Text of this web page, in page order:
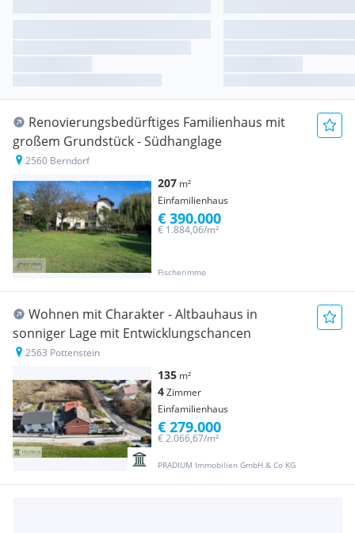
Renovierungsbedürftiges Familienhaus mit
großem Grundstück - Südhanglage
2560 Berndorf
207 m²
Einfamilienhaus
Fischerimmo
€ 1.884,06/m²
€ 390.000
Wohnen mit Charakter - Altbauhaus in
sonniger Lage mit Entwicklungschancen
2563 Pottenstein
135 m²
4Zimmer
Einfamilienhaus
PRADIUM Immobilien GmbH & Co KG
€ 2.066,67/m²
€ 279.000